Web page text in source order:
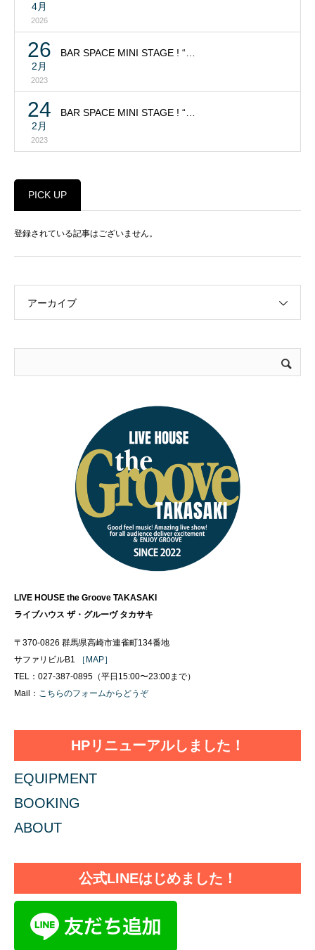
4月
2026
26
2月
2023
BAR SPACE MINI STAGE ! “…
24
2月
2023
BAR SPACE MINI STAGE ! “…
PICK UP
登録されている記事はございません。
アーカイブ
LIVE HOUSE the Groove TAKASAKI
ライブハウス ザ・グルーヴ タカサキ
〒370-0826 群馬県高崎市連雀町134番地
サファリビルB1
［MAP］
TEL：027-387-0895（平日15:00〜23:00まで）
Mail： こちらのフォームからどうぞ
HPリニューアルしました！
EQUIPMENT
BOOKING
ABOUT
公式LINEはじめました！